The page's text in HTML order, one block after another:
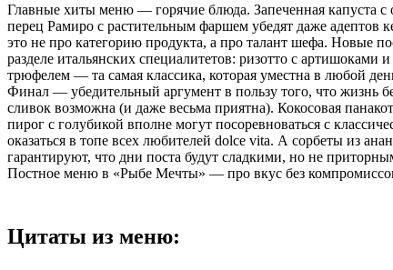
Главные хиты меню — горячие блюда. Запеченная капуста с
перец Рамиро с растительным фаршем убедят даже адептов
это не про категорию продукта, а про талант шефа. Новые
разделе итальянских специалитетов: ризотто с
трюфелем — та самая классика, которая уместна в любой
Финал — убедительный аргумент в пользу того, что жизнь
сливок возможна (и даже весьма приятна). Кокосовая
пирог с голубикой вполне могут посоревноваться с
оказаться в топе всех любителей dolce vita. А сорбеты из
гарантируют, что дни поста будут сладкими, но не
Постное меню в «Рыбе Мечты» — про вкус без
Цитаты из меню: